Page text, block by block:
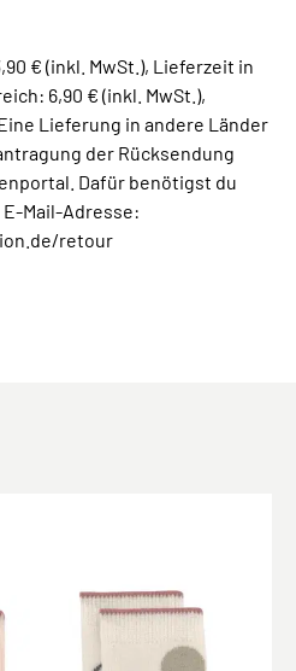
€ (inkl. MwSt.), Lieferzeit in
6,90 € (inkl. MwSt.),
Lieferung in andere Länder
der Rücksendung
Dafür benötigst du
Mail-Adresse:
retour